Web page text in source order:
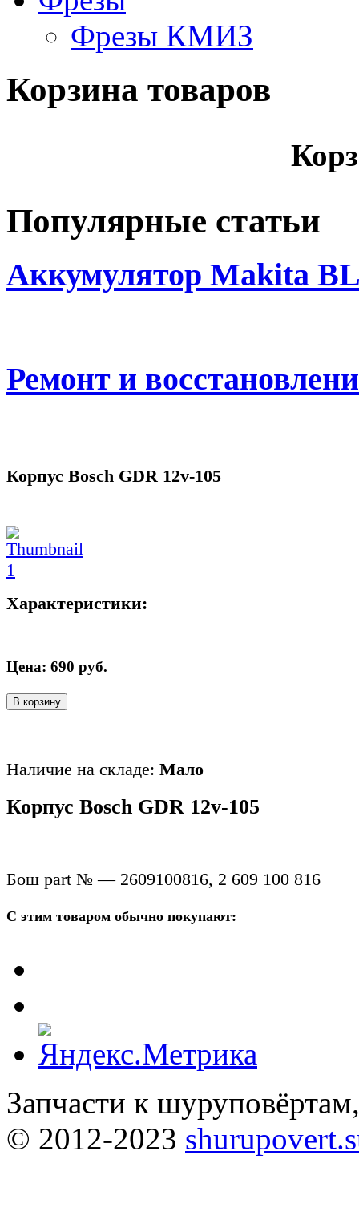
Фрезы КМИЗ
Корзина товаров
Популярные статьи
Аккумулятор Makita
Ремонт и
Корпус Bosch GDR 12v-105
Характеристики:
Цена: 690 руб.
В корзину
Наличие на складе: Мало
Корпус Bosch GDR 12v-105
Бош part № — 2609100816, 2 609 100 816
С этим товаром обычно покупают:
Запчасти к
© 2012-2023